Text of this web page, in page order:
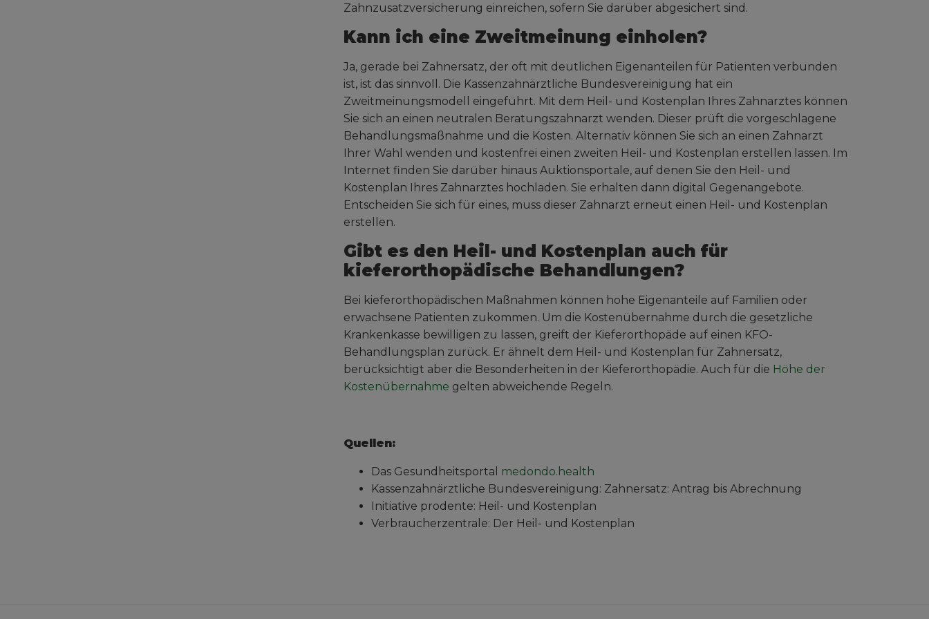
Zahnzusatzversicherung einreichen, sofern Sie darüber abgesichert sind.
Kann ich eine Zweitmeinung einholen?
Ja, gerade bei Zahnersatz, der oft mit deutlichen Eigenanteilen für Patienten verbunden
ist, ist das sinnvoll. Die Kassenzahnärztliche Bundesvereinigung hat ein
Zweitmeinungsmodell eingeführt. Mit dem Heil- und Kostenplan Ihres Zahnarztes können
Sie sich an einen neutralen Beratungszahnarzt wenden. Dieser prüft die vorgeschlagene
Behandlungsmaßnahme und die Kosten. Alternativ können Sie sich an einen Zahnarzt
Ihrer Wahl wenden und kostenfrei einen zweiten Heil- und Kostenplan erstellen lassen. Im
Internet finden Sie darüber hinaus Auktionsportale, auf denen Sie den Heil- und
Kostenplan Ihres Zahnarztes hochladen. Sie erhalten dann digital Gegenangebote.
Entscheiden Sie sich für eines, muss dieser Zahnarzt erneut einen Heil- und Kostenplan
erstellen.
Gibt es den Heil- und Kostenplan auch für
kieferorthopädische Behandlungen?
Bei kieferorthopädischen Maßnahmen können hohe Eigenanteile auf Familien oder
erwachsene Patienten zukommen. Um die Kostenübernahme durch die gesetzliche
Krankenkasse bewilligen zu lassen, greift der Kieferorthopäde auf einen KFO-
Behandlungsplan zurück. Er ähnelt dem Heil- und Kostenplan für Zahnersatz,
berücksichtigt aber die Besonderheiten in der Kieferorthopädie. Auch für die Höhe der
Kostenübernahme gelten abweichende Regeln.
Quellen:
Das Gesundheitsportal
medondo.health
Kassenzahnärztliche Bundesvereinigung: Zahnersatz: Antrag bis Abrechnung
Initiative prodente: Heil- und Kostenplan
Verbraucherzentrale: Der Heil- und Kostenplan